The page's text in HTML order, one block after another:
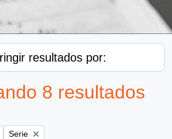
resultados por:
8 resultados
Remove filter:
Serie